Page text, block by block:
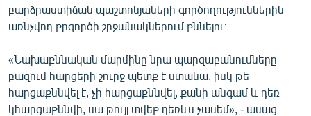
բարձրաստիճան պաշտոնյաների գործողություններին
առնչվող քրգործի շրջանակներում քննելու։
«Նախաքննական մարմինը նրա պարզաբանումները
բազում հարցերի շուրջ պետք է ստանա, իսկ թե
հարցաքննվել է, չի հարցաքննվել, քանի անգամ և դեռ
կհարցաքննվի, սա թույլ տվեք դեռևս չասեմ», - ասաց